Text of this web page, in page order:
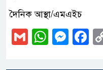
দৈনিক আস্থা/এমএইচ
Gmail